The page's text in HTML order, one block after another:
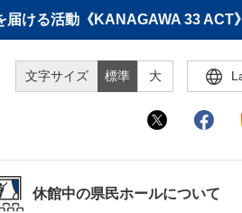
ける活動《KANAGAWA 33
文字サイズ 標準 大
休館中の県民ホールについて